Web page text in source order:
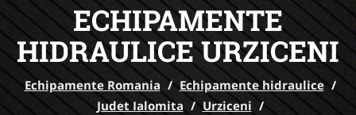
ECHIPAMENTE
HIDRAULICE URZICENI
Echipamente Romania / Echipamente hidraulice /
Judet Ialomita / Urziceni /